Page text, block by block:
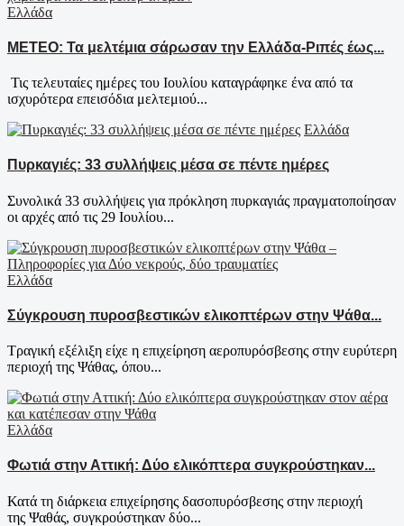
Ελλάδα
ΜΕΤΕΟ: Τα μελτέμια σάρωσαν την Ελλάδα-Ριπές έως...
Τις τελευταίες ημέρες του Ιουλίου καταγράφηκε ένα από τα
ισχυρότερα επεισόδια μελτεμιού...
Ελλάδα
Πυρκαγιές: 33 συλλήψεις μέσα σε πέντε ημέρες
Συνολικά 33 συλλήψεις για πρόκληση πυρκαγιάς πραγματοποίησαν
οι αρχές από τις 29 Ιουλίου...
Ελλάδα
Σύγκρουση πυροσβεστικών ελικοπτέρων στην Ψάθα...
Τραγική εξέλιξη είχε η επιχείρηση αεροπυρόσβεσης στην ευρύτερη
περιοχή της Ψάθας, όπου...
Ελλάδα
Φωτιά στην Αττική: Δύο ελικόπτερα συγκρούστηκαν...
Κατά τη διάρκεια επιχείρησης δασοπυρόσβεσης στην περιοχή
της Ψαθάς, συγκρούστηκαν δύο...